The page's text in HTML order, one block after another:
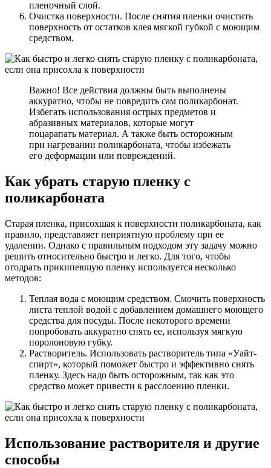
пленочный слой.
Очистка поверхности. После снятия пленки очистить
поверхность от остатков клея мягкой губкой с моющим
средством.
Важно! Все действия должны быть выполнены
аккуратно, чтобы не повредить сам поликарбонат.
Избегать использования острых предметов и
абразивных материалов, которые могут
поцарапать материал. А также быть осторожным
при нагревании поликарбоната, чтобы избежать
его деформации или повреждений.
Как убрать старую пленку с
поликарбоната
Старая пленка, присохшая к поверхности поликарбоната, как
правило, представляет неприятную проблему при ее
удалении. Однако с правильным подходом эту задачу можно
решить относительно быстро и легко. Для того, чтобы
отодрать прикипевшую пленку используется несколько
методов:
Теплая вода с моющим средством. Смочить поверхность
листа теплой водой с добавлением домашнего моющего
средства для посуды. После некоторого времени
попробовать аккуратно снять ее, используя мягкую
поролоновую губку.
Растворитель. Использовать растворитель типа «Уайт-
спирт», который поможет быстро и эффективно снять
пленку. Здесь надо быть осторожным, так как это
средство может привести к расслоению пленки.
Использование растворителя и другие
способы